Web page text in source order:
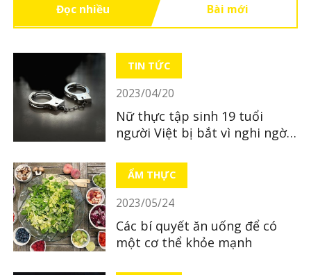
Đọc nhiều Bài mới
TIN TỨC
2023/04/20
Nữ thực tập sinh 19 tuổi
người Việt bị bắt vì nghi ngờ
ẨM THỰC
2023/05/24
Các bí quyết ăn uống để có
một cơ thể khỏe mạnh